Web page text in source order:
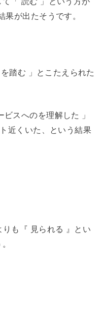
が出たそうです。
踏む 」とこたえられた
スへのを理解した 」
近くいた、という結果
も『 見られる 』とい